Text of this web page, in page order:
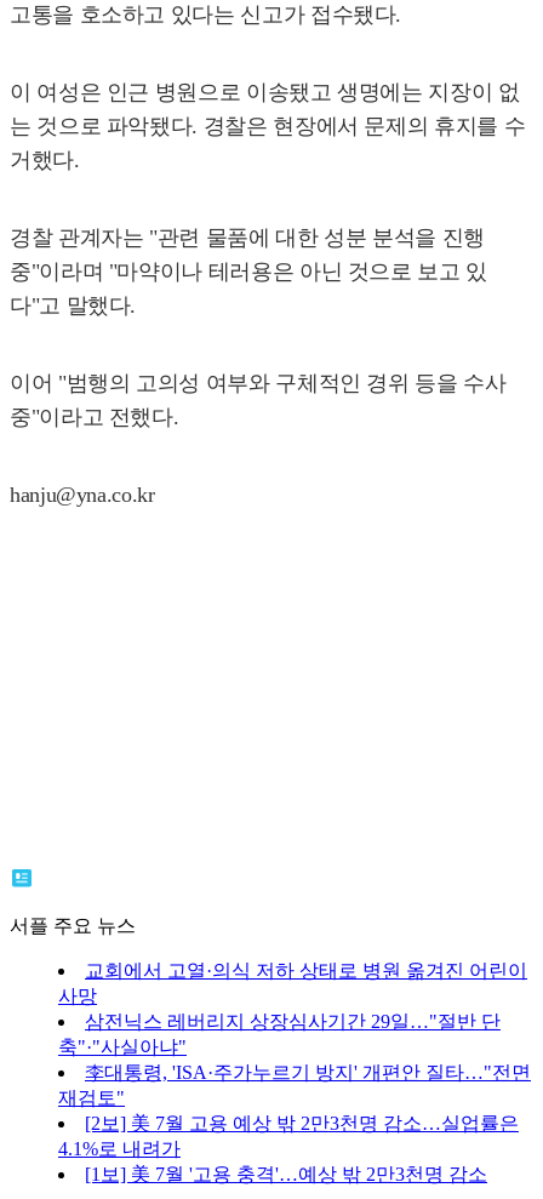
고통을 호소하고 있다는 신고가 접수됐다.
이 여성은 인근 병원으로 이송됐고 생명에는 지장이 없
는 것으로 파악됐다. 경찰은 현장에서 문제의 휴지를 수
거했다.
경찰 관계자는 "관련 물품에 대한 성분 분석을 진행
중"이라며 "마약이나 테러용은 아닌 것으로 보고 있
다"고 말했다.
이어 "범행의 고의성 여부와 구체적인 경위 등을 수사
중"이라고 전했다.
hanju@yna.co.kr
서플 주요 뉴스
교회에서 고열·의식 저하 상태로 병원 옮겨진 어린이
사망
삼전닉스 레버리지 상장심사기간 29일…"절반 단
축"·"사실아냐"
李대통령, 'ISA·주가누르기 방지' 개편안 질타…"전면
재검토"
[2보] 美 7월 고용 예상 밖 2만3천명 감소…실업률은
4.1%로 내려가
[1보] 美 7월 '고용 충격'…예상 밖 2만3천명 감소